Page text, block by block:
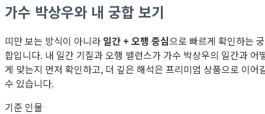
가수 박상우와 내 궁합 보기
띠만 보는 방식이 아니라 일간 + 오행 중심으로 빠르게 확인하는 궁
합입니다. 내 일간 기질과 오행 밸런스가 가수 박상우의 일간과 어
게 맞는지 먼저 확인하고, 더 깊은 해석은 프리미엄 상품으로 이어
수 있습니다.
기준 인물